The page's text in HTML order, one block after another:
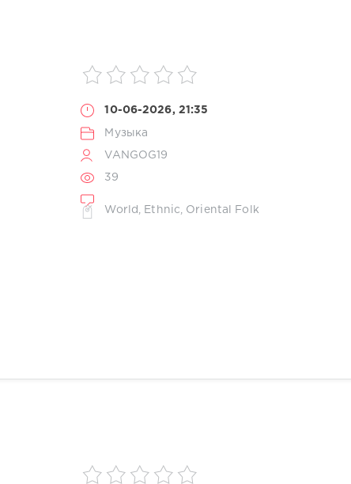
10-06-2026, 21:35
Музыка
VANGOG19
39
World Ethnic Oriental Folk